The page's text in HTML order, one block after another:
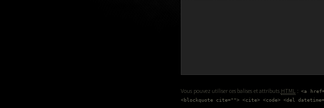
Vous pouvez utiliser ces balises et attributs HTML : <a
<blockquote cite=""> <cite> <code> <del